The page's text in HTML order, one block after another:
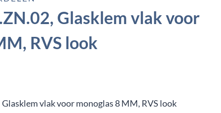
Glasklem vlak voor
RVS look
Glasklem vlak voor monoglas 8 MM, RVS look